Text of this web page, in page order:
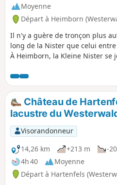
Moyenne
Départ à Heimborn
Il n'y a guère de tronçon plus
long de la Nister que celui
À Heimborn, la Kleine Nister se
Nister, qui s'est profondément
nord-est du massif schisteux
plissements montagneux des
abruptes et inhabituelles,
Moyen Âge, la vallée de la
Marienstatt constituent un
joyau particulier : la plus
rive droite du Rhin en
Château de
lacustre du
Visorandonneur
14,26 km
+213 m
-
4h 40
Moyenne
Départ à Hartenfels